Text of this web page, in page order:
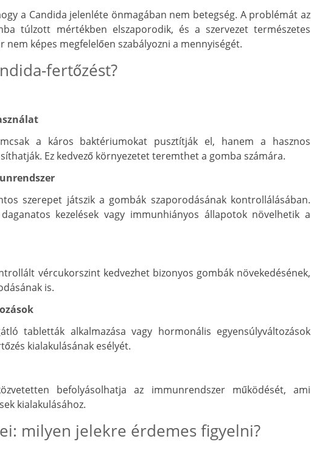
a Candida jelenléte önmagában nem betegség. A problémát az
túlzott mértékben elszaporodik, és a szervezet természetes
nem képes megfelelően szabályozni a mennyiségét.
fertőzést?
a káros baktériumokat pusztítják el, hanem a hasznos
Ez kedvező környezetet teremthet a gomba számára.
szerepet játszik a gombák szaporodásának kontrollálásában.
kezelések vagy immunhiányos állapotok növelhetik a
vércukorszint kedvezhet bizonyos gombák növekedésének,
is.
tabletták alkalmazása vagy hormonális egyensúlyváltozások
kialakulásának esélyét.
befolyásolhatja az immunrendszer működését, ami
kialakulásához.
milyen jelekre érdemes figyelni?